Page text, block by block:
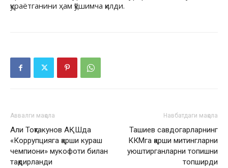
қураётганини ҳам қўшимча қилди.
Аввалги мақола
Али Тоқтакунов АҚШда
«Коррупцияга қарши кураш
чемпиони» мукофоти билан
тақдирланди
Навбатдаги мақола
Ташиев савдогарларнинг
ККМга қарши митингларни
уюштирганларни топишни
топширди